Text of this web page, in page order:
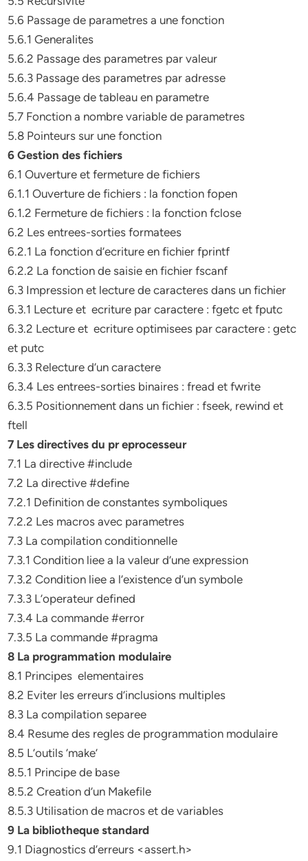
5.6 Passage de parametres a une fonction
5.6.1 Generalites
5.6.2 Passage des parametres par valeur
5.6.3 Passage des parametres par adresse
5.6.4 Passage de tableau en parametre
5.7 Fonction a nombre variable de parametres
5.8 Pointeurs sur une fonction
6 Gestion des fichiers
6.1 Ouverture et fermeture de fichiers
6.1.1 Ouverture de fichiers : la fonction fopen
6.1.2 Fermeture de fichiers : la fonction fclose
6.2 Les entrees-sorties formatees
6.2.1 La fonction d’ecriture en fichier fprintf
6.2.2 La fonction de saisie en fichier fscanf
6.3 Impression et lecture de caracteres dans un fichier
6.3.1 Lecture et ecriture par caractere : fgetc et fputc
6.3.2 Lecture et ecriture optimisees par caractere : getc
et putc
6.3.3 Relecture d’un caractere
6.3.4 Les entrees-sorties binaires : fread et fwrite
6.3.5 Positionnement dans un fichier : fseek, rewind et
ftell
7 Les directives du pr eprocesseur
7.1 La directive #include
7.2 La directive #define
7.2.1 Definition de constantes symboliques
7.2.2 Les macros avec parametres
7.3 La compilation conditionnelle
7.3.1 Condition liee a la valeur d’une expression
7.3.2 Condition liee a l’existence d’un symbole
7.3.3 L’operateur defined
7.3.4 La commande #error
7.3.5 La commande #pragma
8 La programmation modulaire
8.1 Principes elementaires
8.2 Eviter les erreurs d’inclusions multiples
8.3 La compilation separee
8.4 Resume des regles de programmation modulaire
8.5 L’outils ’make’
8.5.1 Principe de base
8.5.2 Creation d’un Makefile
8.5.3 Utilisation de macros et de variables
9 La bibliotheque standard
9.1 Diagnostics d’erreurs <assert.h>